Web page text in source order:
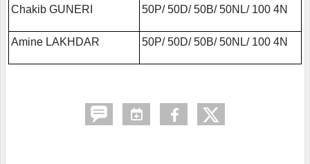
Chakib GUNERI 50P/ 50D/ 50B/ 50NL/ 100 4N
Amine LAKHDAR 50P/ 50D/ 50B/ 50NL/ 100 4N